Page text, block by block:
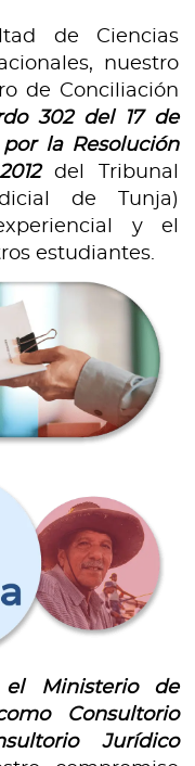
de Ciencias
nuestro
de Conciliación
302 del 17 de
la Resolución
del Tribunal
de Tunja)
y el
estudiantes.
el Ministerio de
Consultorio
Jurídico